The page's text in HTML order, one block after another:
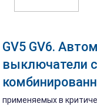
GV5 GV6.
выключатели с
применяемых в